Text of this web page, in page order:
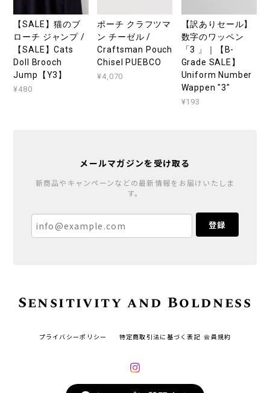
【SALE】猫のブ
ローチ ジャンプ /
【SALE】Cats
Doll Brooch
Jump【Y3】
¥480
ポーチ クラフツマ
ン チーゼル /
Craftsman Pouch
Chisel PUEBCO
¥4,070
【訳ありセール】
数字のワッペン
「3 」｜【B-
Grade SALE】
Uniform Number
Wappen "3"
¥193
メールマガジンを受け取る
新商品やキャンペーンなどの最新情報をお届けいたしま
す。
登録
Sensitivity and Boldness
プライバシーポリシー 特定商取引法に基づく表記 会員規約